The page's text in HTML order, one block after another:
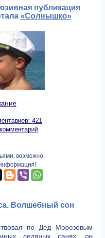
публикация
«Солнышко»
421
возможно,
Волшебный сон
по Дед Морозовым
ледяных санях, он